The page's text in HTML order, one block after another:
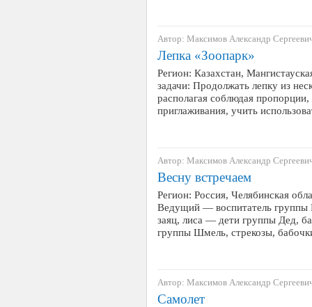
Автор: Максимов Александр
Лепка «Зоопарк»
Регион: Казахстан,
задачи: Продолжать лепку из
располагая соблюдая
приглаживания, учить
Автор: Максимов Александр
Весну встречаем
Регион: Россия, Челябинская
Ведущий — воспитатель группы
заяц, лиса — дети группы Дед,
группы Шмель, стрекозы,
Автор: Максимов Александр
Самолет